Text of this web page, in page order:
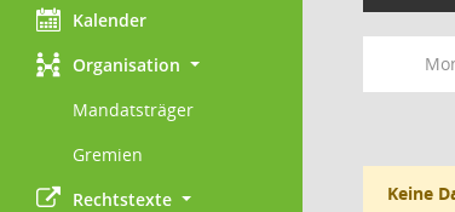
Kalender
Organisation
Mandatsträger
Gremien
Rechtstexte
Keine